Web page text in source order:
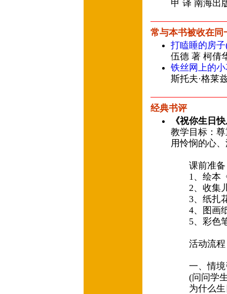
甲 译 南海出
常与本书被收在同
打瞌睡的房
伍德 著 柯倩
铁丝网上的
斯托夫·格莱
经典书评
《祝你生日
教学目标：
用怜悯的心
课前准备
1、绘本《
2、收集儿
3、纸扎花
4、图画
5、彩色
活动流程
一、情境
(问问学生)
为什么生